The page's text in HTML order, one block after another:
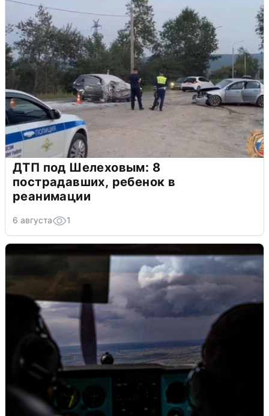
ДТП под Шелеховым: 8
пострадавших, ребенок в
реанимации
6 августа 1